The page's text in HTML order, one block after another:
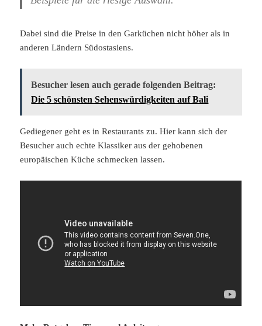
Dabei sind die Preise in den Garküchen nicht höher als in
anderen Ländern Südostasiens.
Besucher lesen auch gerade folgenden Beitrag:
Die 5 schönsten Sehenswürdigkeiten auf Bali
Gediegener geht es in Restaurants zu. Hier kann sich der
Besucher auch echte Klassiker aus der gehobenen
europäischen Küche schmecken lassen.